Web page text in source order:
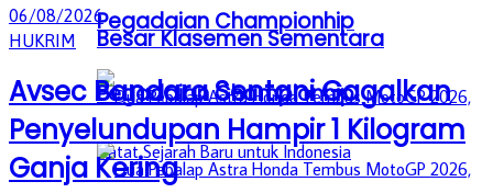
Pegadaian Championhip
Besar Klasemen Sementara
Pegadaian Championhip
06/08/2026
HUKRIM
Avsec Bandara Sentani Gagalkan
Penyelundupan Hampir 1 Kilogram
Ganja Kering